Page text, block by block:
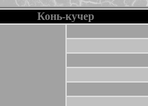
Конь-кучер